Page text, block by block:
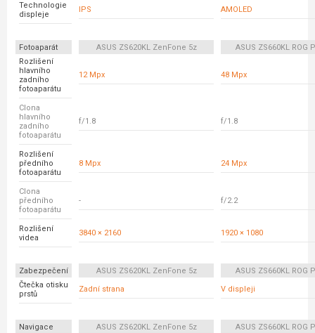
Technologie
displeje
IPS AMOLED
Fotoaparát ASUS ZS620KL ZenFone 5z
ASUS ZS660KL ROG
Rozlišení
hlavního
zadního
fotoaparátu
12 Mpx 48 Mpx
Clona
hlavního
zadního
fotoaparátu
f/1.8 f/1.8
Rozlišení
předního
fotoaparátu
8 Mpx 24 Mpx
Clona
předního
fotoaparátu
- f/2.2
Rozlišení
videa
3840 × 2160 1920 × 1080
Zabezpečení ASUS ZS620KL ZenFone 5z
ASUS ZS660KL ROG
Čtečka otisku
prstů
Zadní strana V displeji
Navigace ASUS ZS620KL ZenFone 5z
ASUS ZS660KL ROG